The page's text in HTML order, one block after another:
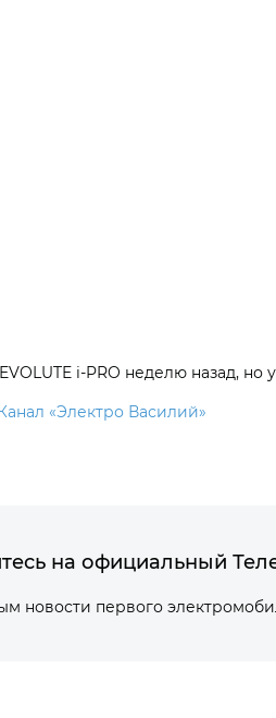
i‑PRO неделю назад, но
«Электро Василий»
на официальный
новости первого